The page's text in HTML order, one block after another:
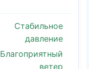
Стабильное
давление
Благоприятный
ветер